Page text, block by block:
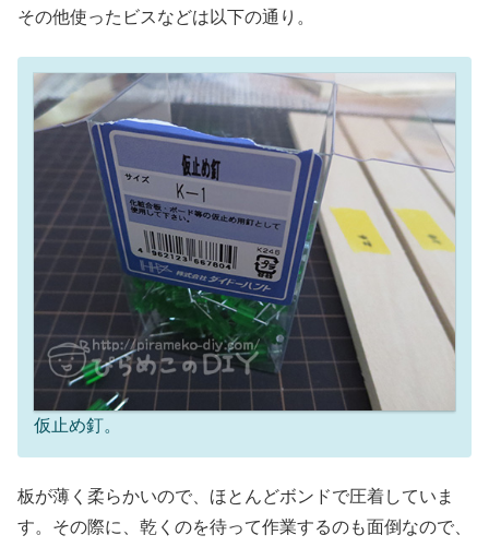
その他使ったビスなどは以下の通り。
仮止め釘。
板が薄く柔らかいので、ほとんどボンドで圧着していま
す。その際に、乾くのを待って作業するのも面倒なので、